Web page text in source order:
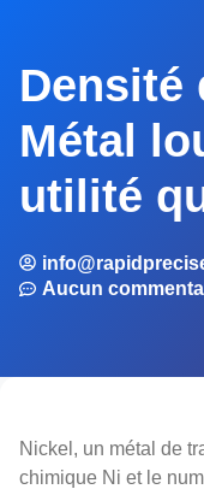
Densité
Métal
utilité
Aucun
Nickel, un métal de
chimique Ni et le